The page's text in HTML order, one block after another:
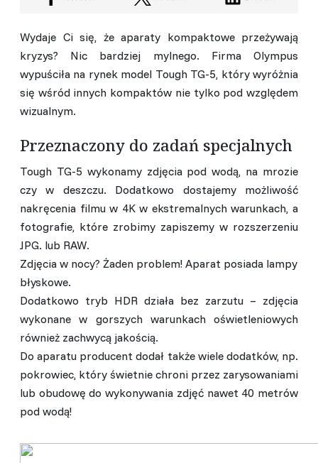
Wydaje Ci się, że aparaty kompaktowe przeżywają
kryzys? Nic bardziej mylnego. Firma Olympus
wypuściła na rynek model Tough TG-5, który wyróżnia
się wśród innych kompaktów nie tylko pod względem
wizualnym.
Przeznaczony do zadań specjalnych
Tough TG-5 wykonamy zdjęcia pod wodą, na mrozie
czy w deszczu. Dodatkowo dostajemy możliwość
nakręcenia filmu w 4K w ekstremalnych warunkach, a
fotografie, które zrobimy zapiszemy w rozszerzeniu
JPG. lub RAW.
Zdjęcia w nocy? Żaden problem! Aparat posiada lampy
błyskowe.
Dodatkowo tryb HDR działa bez zarzutu – zdjęcia
wykonane w gorszych warunkach oświetleniowych
również zachwycą jakością.
Do aparatu producent dodał także wiele dodatków, np.
pokrowiec, który świetnie chroni przez zarysowaniami
lub obudowę do wykonywania zdjęć nawet 40 metrów
pod wodą!